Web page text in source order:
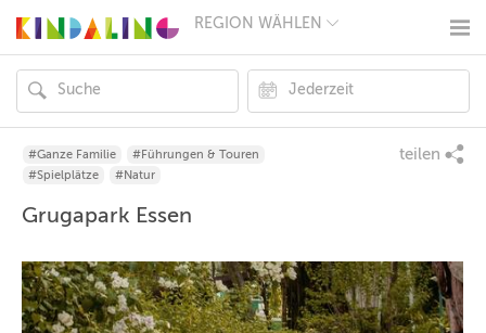
REGION WÄHLEN
MÜNCHEN
HAMBURG
FRANKFURT
KÖLN
DÜSSELDORF
NÜRNBERG
WIEN
ZÜRICH
#Ganze Familie
#Führungen & Touren
#Spielplätze
#Natur
teilen
Grugapark Essen